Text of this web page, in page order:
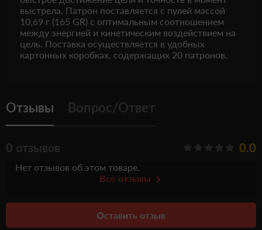
выстрела. Патрон поставляется с пулей массой
10,69 г (165 GR) с оптимальным соотношением
между энергией и кинетическим воздействием на
цель. Поставка осуществляется в удобных
картонных коробках, содержащих 20 патронов.
Отзывы Вопрос/Ответ
0 отзывов 0.0
Нет отзывов об этом товаре.
Все отзывы
Оставить отзыв